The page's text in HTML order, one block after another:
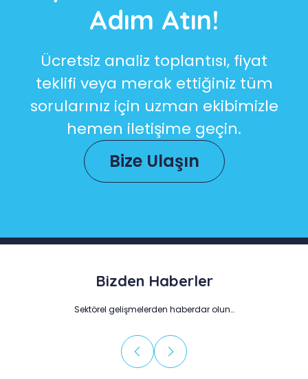
Adım Atın!
Ücretsiz analiz toplantısı, fiyat
teklifi veya merak ettiğiniz tüm
sorularınız için uzman ekibimizle
hemen iletişime geçin.
Bize Ulaşın
Bizden Haberler
Sektörel gelişmelerden haberdar olun…